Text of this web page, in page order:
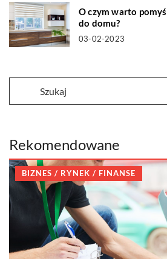
O czym warto
do domu?
03-02-2023
Rekomendowane
BIZNES / RYNEK / FINANSE